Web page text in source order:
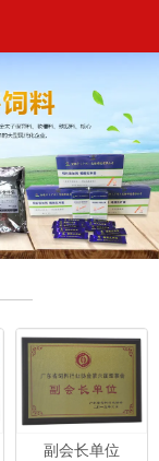
副会长单位